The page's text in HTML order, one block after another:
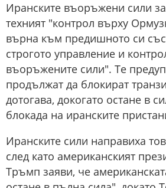
Иранските въоръжени сили
техният "контрол върху
върна към предишното си
строгото управление и
въоръжените сили". Те
продължат да блокират
дотогава, докогато остане в
блокада на иранските
Иранските сили направиха
след като американският
Тръмп заяви, че